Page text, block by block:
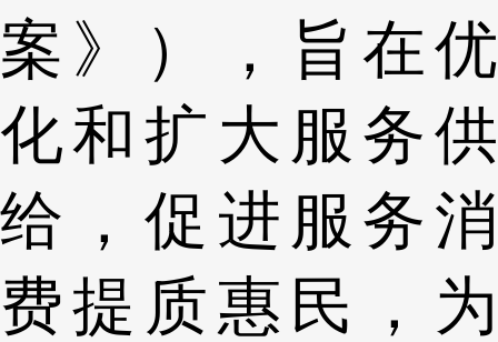
案》），旨在优
化和扩大服务供
给，促进服务消
费提质惠民，为